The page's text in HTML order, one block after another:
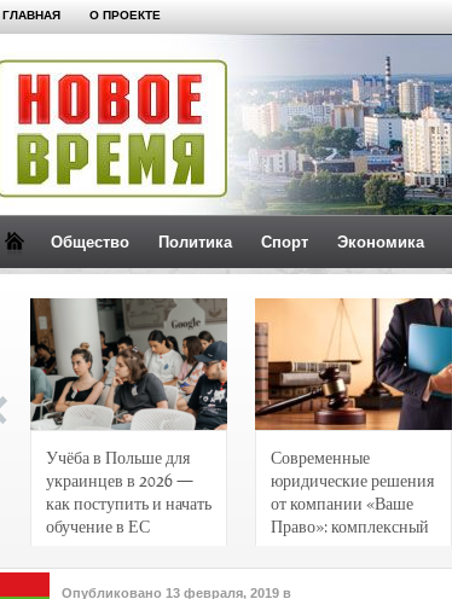
ГЛАВНАЯ О ПРОЕКТЕ
Общество Политика Спорт Экономика
Учёба в Польше для
украинцев в 2026 —
как поступить и начать
обучение в ЕС
Современные
юридические решения
от компании «Ваше
Право»: комплексный
интересов клиентов
Опубликовано 13 февраля, 2019 в